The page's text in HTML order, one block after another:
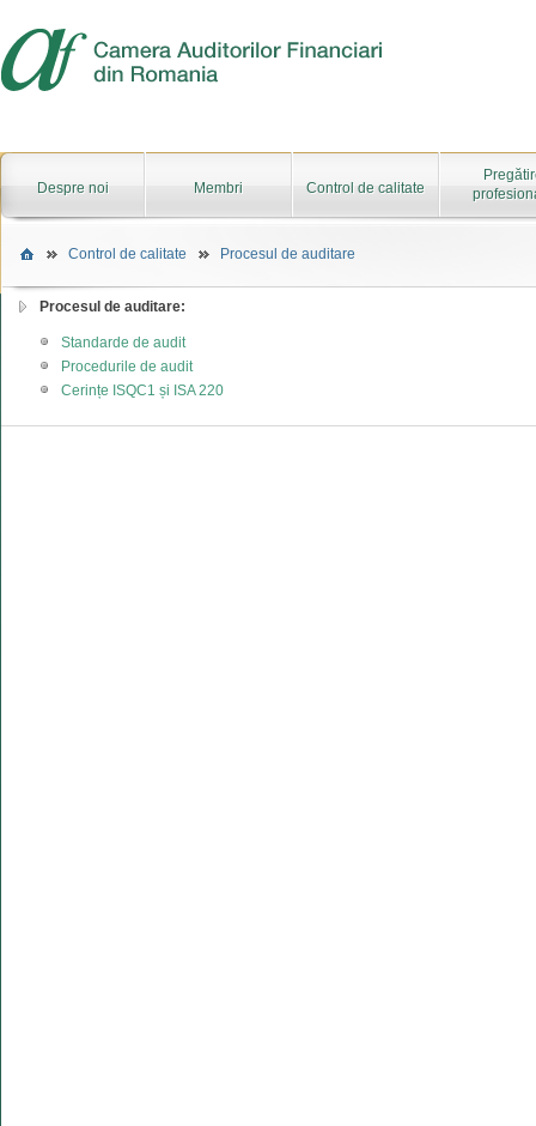
Despre noi Membri Control de calitate
Control de calitate Procesul de auditare
Procesul de auditare:
Standarde de audit
Procedurile de audit
Cerințe ISQC1 și ISA 220